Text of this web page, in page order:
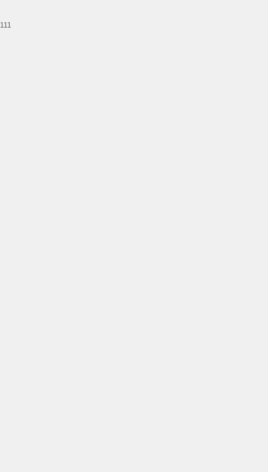
111